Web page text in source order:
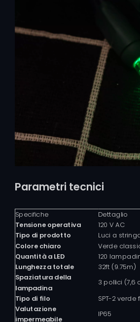
Parametri tecnici
Specifiche Dettaglio
Tensione operativa 120 V AC
Tipo di prodotto
Luci a
Colore chiaro
Verde
Quantità a LED
120
Lunghezza totale
32ft (9.75m)
Spaziatura della
lampadina
3 pollici (7,6
Tipo di filo
SPT-2 verde
Valutazione
impermeabile
IP65